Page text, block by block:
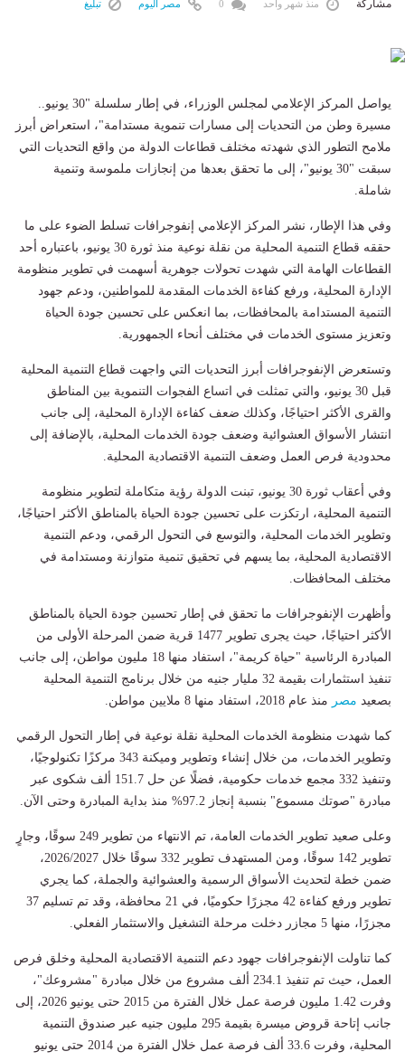
مشاركة منذ شهر واحد مصر اليوم تبليغ
يواصل المركز الإعلامي لمجلس الوزراء، في إطار سلسلة "30 يونيو..
مسيرة وطن من التحديات إلى مسارات تنموية مستدامة"، استعراض أبرز
ملامح التطور الذي شهدته مختلف قطاعات الدولة من واقع التحديات التي
سبقت "30 يونيو"، إلى ما تحقق بعدها من إنجازات ملموسة وتنمية
شاملة.
وفي هذا الإطار، نشر المركز الإعلامي إنفوجرافات تسلط الضوء على ما
حققه قطاع التنمية المحلية من نقلة نوعية منذ ثورة 30 يونيو، باعتباره أحد
القطاعات الهامة التي شهدت تحولات جوهرية أسهمت في تطوير منظومة
الإدارة المحلية، ورفع كفاءة الخدمات المقدمة للمواطنين، ودعم جهود
التنمية المستدامة بالمحافظات، بما انعكس على تحسين جودة الحياة
وتعزيز مستوى الخدمات في مختلف أنحاء الجمهورية.
وتستعرض الإنفوجرافات أبرز التحديات التي واجهت قطاع التنمية المحلية
قبل 30 يونيو، والتي تمثلت في اتساع الفجوات التنموية بين المناطق
والقرى الأكثر احتياجًا، وكذلك ضعف كفاءة الإدارة المحلية، إلى جانب
انتشار الأسواق العشوائية وضعف جودة الخدمات المحلية، بالإضافة إلى
محدودية فرص العمل وضعف التنمية الاقتصادية المحلية.
وفي أعقاب ثورة 30 يونيو، تبنت الدولة رؤية متكاملة لتطوير منظومة
التنمية المحلية، ارتكزت على تحسين جودة الحياة بالمناطق الأكثر احتياجًا،
وتطوير الخدمات المحلية، والتوسع في التحول الرقمي، ودعم التنمية
الاقتصادية المحلية، بما يسهم في تحقيق تنمية متوازنة ومستدامة في
مختلف المحافظات.
وأظهرت الإنفوجرافات ما تحقق في إطار تحسين جودة الحياة بالمناطق
الأكثر احتياجًا، حيث يجرى تطوير 1477 قرية ضمن المرحلة الأولى من
المبادرة الرئاسية "حياة كريمة"، استفاد منها 18 مليون مواطن، إلى جانب
تنفيذ استثمارات بقيمة 32 مليار جنيه من خلال برنامج التنمية المحلية
بصعيد مصر منذ عام 2018، استفاد منها 8 ملايين مواطن.
كما شهدت منظومة الخدمات المحلية نقلة نوعية في إطار التحول الرقمي
وتطوير الخدمات، من خلال إنشاء وتطوير وميكنة 343 مركزًا تكنولوجيًا،
وتنفيذ 332 مجمع خدمات حكومية، فضلًا عن حل 151.7 ألف شكوى عبر
مبادرة "صوتك مسموع" بنسبة إنجاز 97.2% منذ بداية المبادرة وحتى الآن.
وعلى صعيد تطوير الخدمات العامة، تم الانتهاء من تطوير 249 سوقًا، وجارٍ
تطوير 142 سوقًا، ومن المستهدف تطوير 332 سوقًا خلال 2026/2027،
ضمن خطة لتحديث الأسواق الرسمية والعشوائية والجملة، كما يجري
تطوير ورفع كفاءة 42 مجزرًا حكوميًا، في 21 محافظة، وقد تم تسليم 37
مجزرًا، منها 5 مجازر دخلت مرحلة التشغيل والاستثمار الفعلي.
كما تناولت الإنفوجرافات جهود دعم التنمية الاقتصادية المحلية وخلق فرص
العمل، حيث تم تنفيذ 234.1 ألف مشروع من خلال مبادرة "مشروعك"،
وفرت 1.42 مليون فرصة عمل خلال الفترة من 2015 حتى يونيو 2026، إلى
جانب إتاحة قروض ميسرة بقيمة 295 مليون جنيه عبر صندوق التنمية
المحلية، وفرت 33.6 ألف فرصة عمل خلال الفترة من 2014 حتى يونيو